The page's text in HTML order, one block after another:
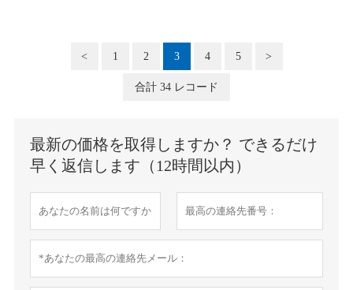
< 1 2 3 4 5 >
合計 34 レコード
最新の価格を取得しますか？ できるだけ
早く返信します（12時間以内）